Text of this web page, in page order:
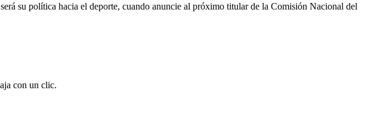
su política hacia el deporte, cuando anuncie al próximo titular de la Comisión Nacional del
con un clic.